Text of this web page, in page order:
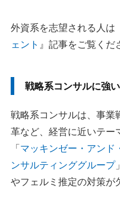
外資系を志望される人は
ェント 』記事をご覧くだ
戦略系コンサルに強
戦略系コンサルは、事業
革など、経営に近いテー
「 マッキンゼー・アンド
ンサルティンググループ
やフェルミ推定の対策が